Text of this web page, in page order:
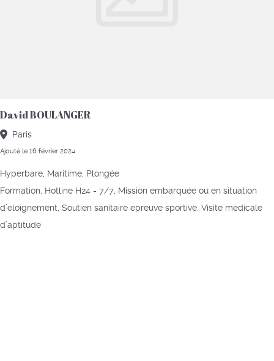
David BOULANGER
Paris
Ajouté le 16 février 2024
Hyperbare, Maritime, Plongée
Formation, Hotline H24 - 7/7, Mission embarquée ou en situation
d’éloignement, Soutien sanitaire épreuve sportive, Visite médicale
d’aptitude